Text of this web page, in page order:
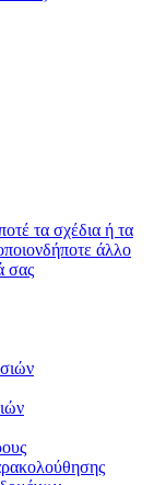
τα σχέδια ή τα
άλλο
σας